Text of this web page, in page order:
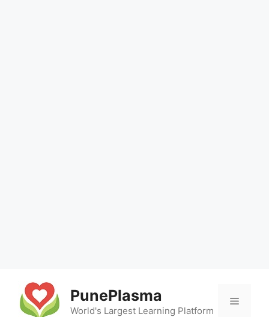
content
PunePlasma
World's Largest Learning Platform
Menu